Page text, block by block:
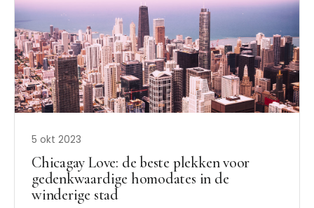
5 okt 2023
Chicagay Love: de beste plekken voor
gedenkwaardige homodates in de
winderige stad